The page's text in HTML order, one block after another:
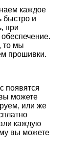
каждое
быстро и
при
то мы
прошивки.
появятся
можете
или же
каждую
вы можете